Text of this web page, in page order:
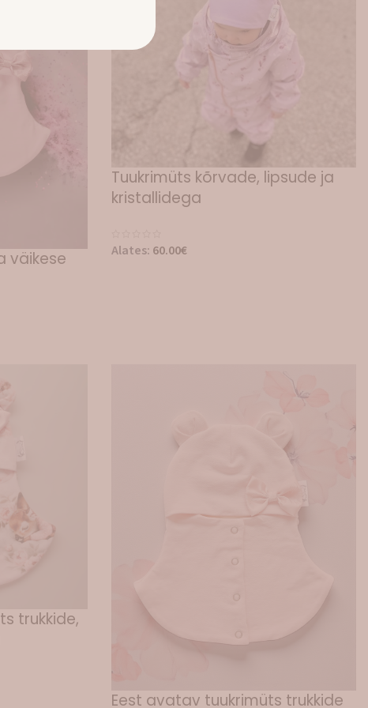
väikese
Tuukrimüts kõrvade, lipsude ja
kristallidega
Alates: 60.00€
trukkide,
Eest avatav tuukrimüts trukkide